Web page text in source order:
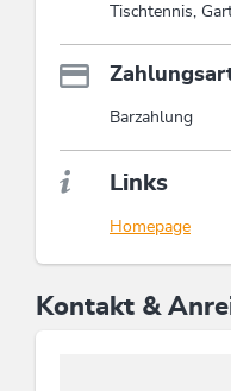
Tischtennis,
Barzahlung
Links
Homepage
Kontakt &